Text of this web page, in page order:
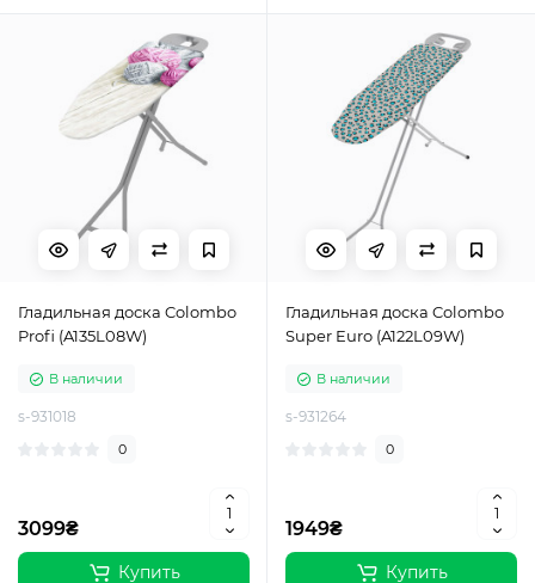
Гладильная доска Colombo
Profi (A135L08W)
В наличии
s-931018
0
3099₴
Купить
Гладильная доска Colombo
Super Euro (A122L09W)
В наличии
s-931264
0
1949₴
Купить